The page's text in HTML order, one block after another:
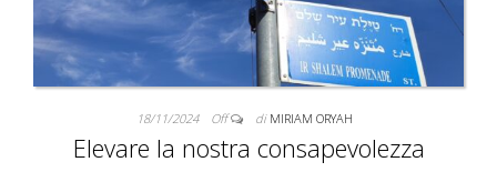
18/11/2024 Off di MIRIAM ORYAH
Elevare la nostra consapevolezza